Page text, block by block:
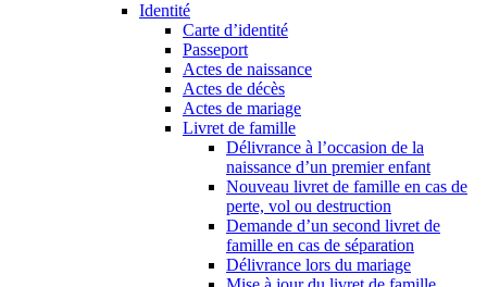
Identité
Carte d’identité
Passeport
Actes de naissance
Actes de décès
Actes de mariage
Livret de famille
Délivrance à l’occasion de la
naissance d’un premier enfant
Nouveau livret de famille en cas de
perte, vol ou destruction
Demande d’un second livret de
famille en cas de séparation
Délivrance lors du mariage